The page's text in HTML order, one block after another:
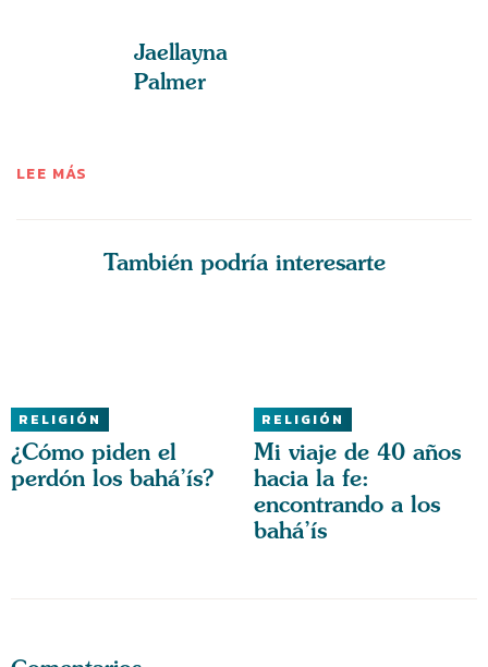
Jaellayna
Palmer
LEE MÁS
También podría interesarte
RELIGIÓN
¿Cómo piden el
perdón los bahá’ís?
RELIGIÓN
Mi viaje de 40 años
hacia la fe:
encontrando a los
bahá’ís